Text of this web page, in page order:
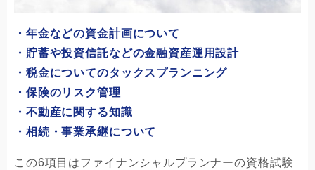
・年金などの資金計画について
・貯蓄や投資信託などの金融資産運用設計
・税金についてのタックスプランニング
・保険のリスク管理
・不動産に関する知識
・相続・事業承継について
この6項目はファイナンシャルプランナーの資格試験